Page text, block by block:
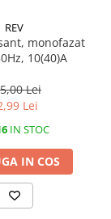
REV
monofazat
10(40)A
Lei
Lei
IN STOC
IN COS